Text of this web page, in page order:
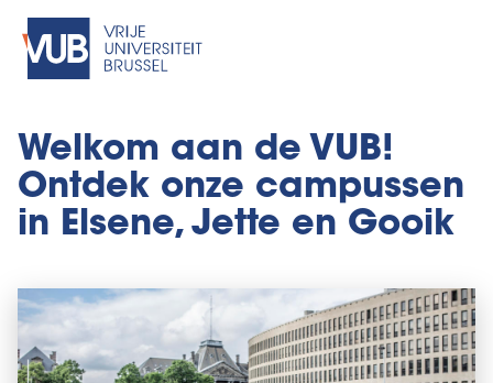
Welkom aan de VUB!
Ontdek onze campussen
in Elsene, Jette en Gooik